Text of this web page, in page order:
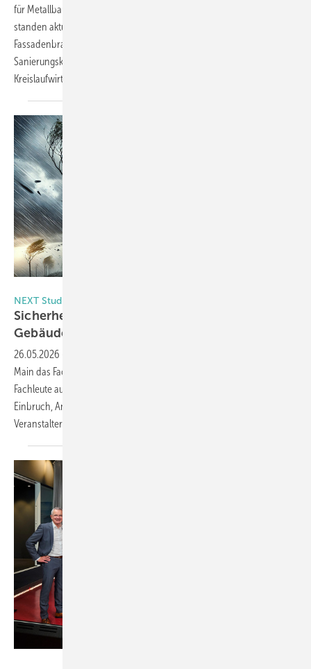
für Metallbauer, Fassadenexperten und Systempartner. Im Mittelpunkt
standen aktuelle Herausforderungen und Chancen der Bau- und
Fassadenbranche – von Hochsicherheitslösungen über nachhaltige
Sanierungskonzepte bis hin zu Lean Management und
Kreislaufwirtschaft.
NEXT Studio – Fachforum „Gebäudesicherheit“
Sicherheit, Klima, Resilienz: Müssen wir
Gebäudehüllen neu
26.05.2026
Main das Fachforum „Gebäudesicherheit" statt. Ab 13 Uhr beleuchten
Fachleute aus Forschung und Industrie, wie Fassaden zugleich vor
Einbruch, Anschlägen und Extremwetter schützen können. Den
Veranstaltern zufolge ist die Plätzezahl